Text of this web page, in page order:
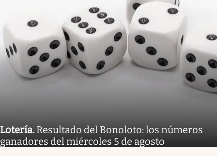
Lotería. Resultado del Bonoloto: los números
ganadores del miércoles 5 de agosto